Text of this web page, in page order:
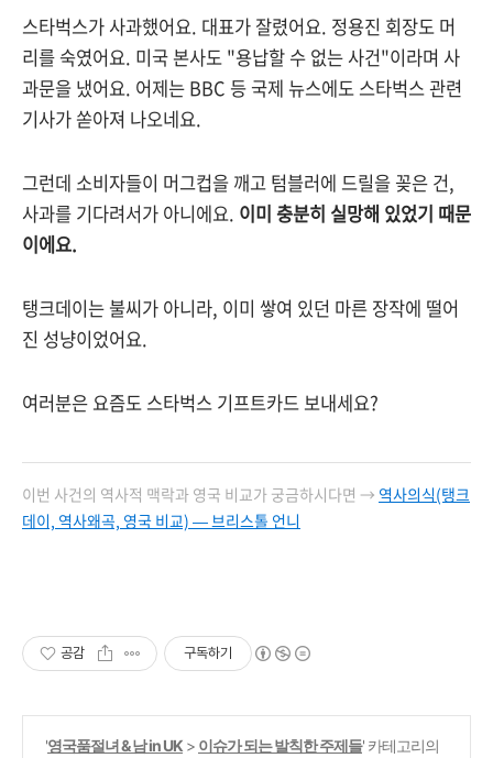
스타벅스가 사과했어요. 대표가 잘렸어요. 정용진 회장도 머
리를 숙였어요. 미국 본사도 "용납할 수 없는 사건"이라며 사
과문을 냈어요. 어제는 BBC 등 국제 뉴스에도 스타벅스 관련
기사가 쏟아져 나오네요.
그런데 소비자들이 머그컵을 깨고 텀블러에 드릴을 꽂은 건,
사과를 기다려서가 아니에요. 이미 충분히 실망해 있었기 때문
이에요.
탱크데이는 불씨가 아니라, 이미 쌓여 있던 마른 장작에 떨어
진 성냥이었어요.
여러분은 요즘도 스타벅스 기프트카드 보내세요?
이번 사건의 역사적 맥락과 영국 비교가 궁금하시다면 → 역사의식(탱크
데이, 역사왜곡, 영국 비교) — 브리스톨 언니
공감 구독하기
'영국품절녀 & 남 in UK > 이슈가 되는 발칙한 주제들' 카테고리의